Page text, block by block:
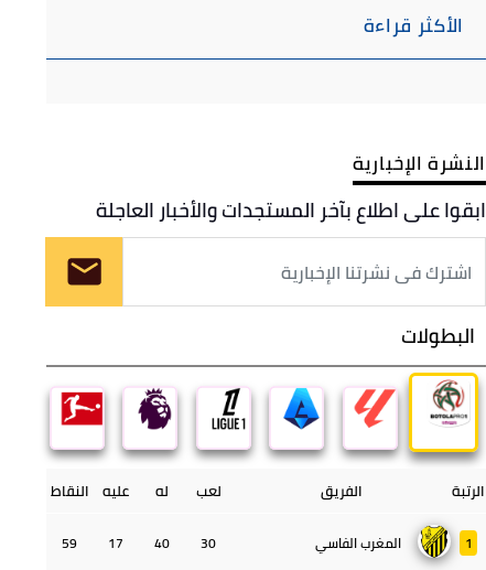
الأكثر قراءة
النشرة الإخبارية
ابقوا على اطلاع بآخر المستجدات والأخبار العاجلة
البطولات
الرتبة الفريق لعب له عليه النقاط
1 المغرب الفاسي 30
40
17
59